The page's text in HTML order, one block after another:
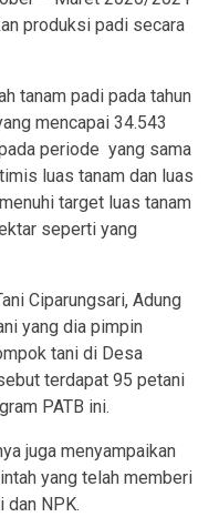
produksi padi secara
tanam padi pada tahun
mencapai 34.543
periode yang sama
luas tanam dan luas
target luas tanam
seperti yang
Ciparungsari, Adung
yang dia pimpin
tani di Desa
terdapat 95 petani
PATB ini.
juga menyampaikan
yang telah memberi
dan NPK.